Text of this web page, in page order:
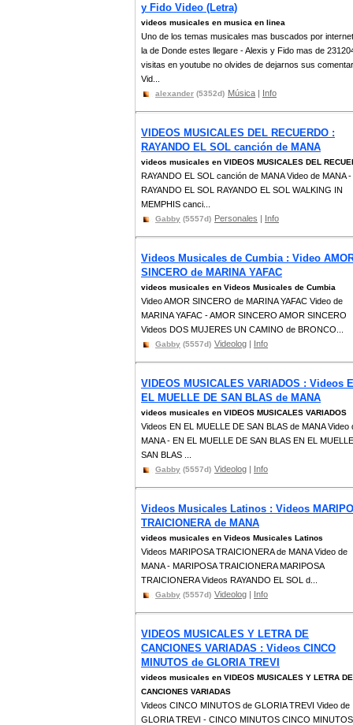
y Fido Video (Letra)
videos musicales en musica en linea
Uno de los temas musicales mas buscados por
la de Donde estes llegare - Alexis y Fido mas de
visitas en youtube no olvides de dejarnos sus
Vid...
alexander (5352d) Música | Info
VIDEOS MUSICALES DEL RECUERDO :
RAYANDO EL SOL canción de MANA
videos musicales en VIDEOS MUSICALES DEL
RAYANDO EL SOL canción de MANA Video de MANA -
RAYANDO EL SOL RAYANDO EL SOL WALKING IN
MEMPHIS canci...
Gabby (5557d) Personales | Info
Videos Musicales de Cumbia : Video
SINCERO de MARINA YAFAC
videos musicales en Videos Musicales de Cumbia
Video AMOR SINCERO de MARINA YAFAC Video de
MARINA YAFAC - AMOR SINCERO AMOR SINCERO
Videos DOS MUJERES UN CAMINO de BRONCO...
Gabby (5557d) Videolog | Info
VIDEOS MUSICALES VARIADOS : Videos
EL MUELLE DE SAN BLAS de MANA
videos musicales en VIDEOS MUSICALES VARIADOS
Videos EN EL MUELLE DE SAN BLAS de MANA Video
MANA - EN EL MUELLE DE SAN BLAS EN EL
SAN BLAS ...
Gabby (5557d) Videolog | Info
Videos Musicales Latinos : Videos
TRAICIONERA de MANA
videos musicales en Videos Musicales Latinos
Videos MARIPOSA TRAICIONERA de MANA Video de
MANA - MARIPOSA TRAICIONERA MARIPOSA
TRAICIONERA Videos RAYANDO EL SOL d...
Gabby (5557d) Videolog | Info
VIDEOS MUSICALES Y LETRA DE
CANCIONES VARIADAS : Videos CINCO
MINUTOS de GLORIA TREVI
videos musicales en VIDEOS MUSICALES Y LETRA DE
CANCIONES VARIADAS
Videos CINCO MINUTOS de GLORIA TREVI Video de
GLORIA TREVI - CINCO MINUTOS CINCO MINUTOS